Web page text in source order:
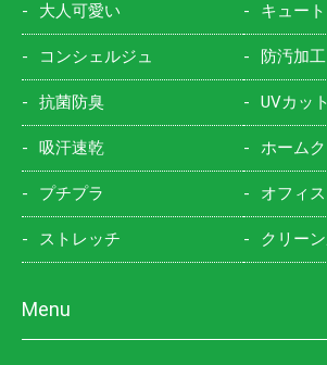
大人可愛い キュート
コンシェルジュ 防汚加工
抗菌防臭 UVカット
吸汗速乾 ホーム
プチプラ オフィ
ストレッチ クリー
Menu